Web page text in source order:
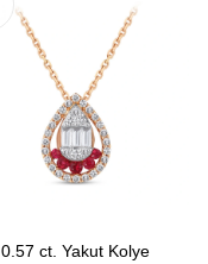
0.57 ct. Yakut Kolye